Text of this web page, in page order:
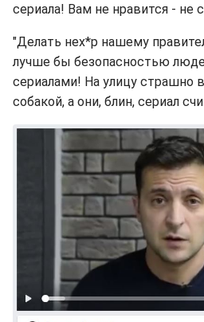
сериала! Вам не нравится - не
"Делать нех*р нашему
лучше бы безопасностью
сериалами! На улицу страшно
собакой, а они, блин, сериал